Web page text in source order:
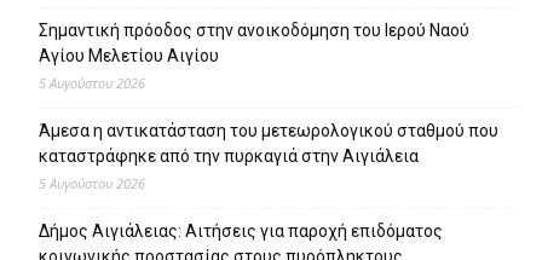
Σημαντική πρόοδος στην ανοικοδόμηση του Ιερού Ναού
Αγίου Μελετίου Αιγίου
5 Αυγούστου 2026
Άμεσα η αντικατάσταση του μετεωρολογικού σταθμού που
καταστράφηκε από την πυρκαγιά στην Αιγιάλεια
5 Αυγούστου 2026
Δήμος Αιγιάλειας: Αιτήσεις για παροχή επιδόματος